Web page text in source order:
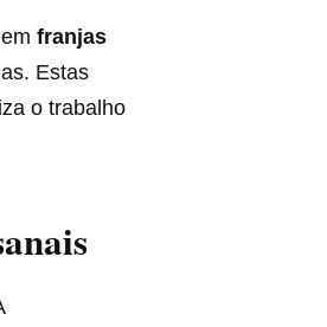
franjas
Estas
o trabalho